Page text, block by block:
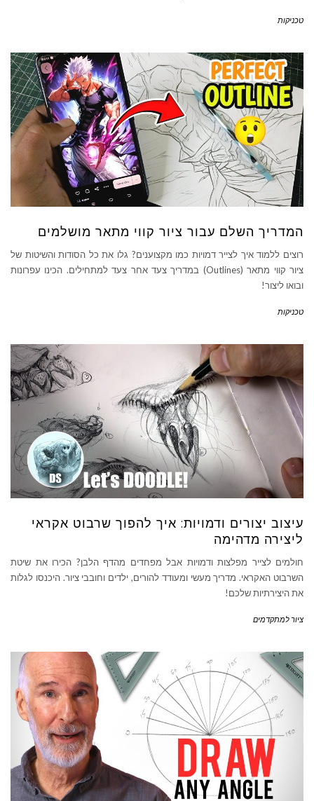
טכניקות
המדריך השלם עבור ציור קווי מתאר מושלמים
רוצים ללמוד איך לצייר דמויות כמו מקצוענים? גלו את כל הסודות והשיטות של
ציור קווי מתאר (Outlines) במדריך צעד אחר צעד למתחילים. הכינו עפרונות
ובואו ליצור!
טכניקות
עיצוב יצורים ודמויות: איך להפוך שרבוט אקראי
ליצירה מדהימה
חולמים לצייר מפלצות ודמויות אבל מפחדים מהדף הלבן? הכירו את שיטת
השרבוט האקראי. מדריך מעשי ומעודד להורים, ילדים וחובבי ציור. היכנסו לגלות
את היצירתיות שלכם!
ציור למתקדמים